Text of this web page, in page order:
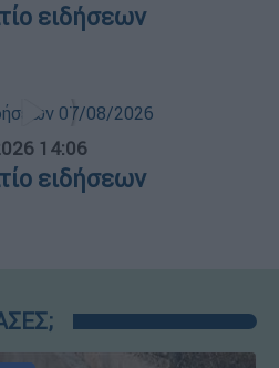
ειδήσεων
14:06
ειδήσεων